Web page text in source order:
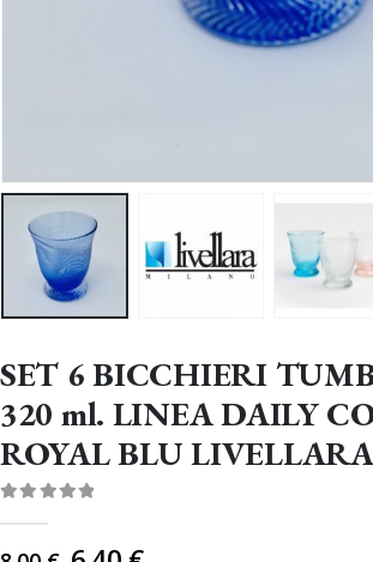
SET 6 BICCHIERI
320 ml. LINEA DAILY
ROYAL BLU LIVELLARA